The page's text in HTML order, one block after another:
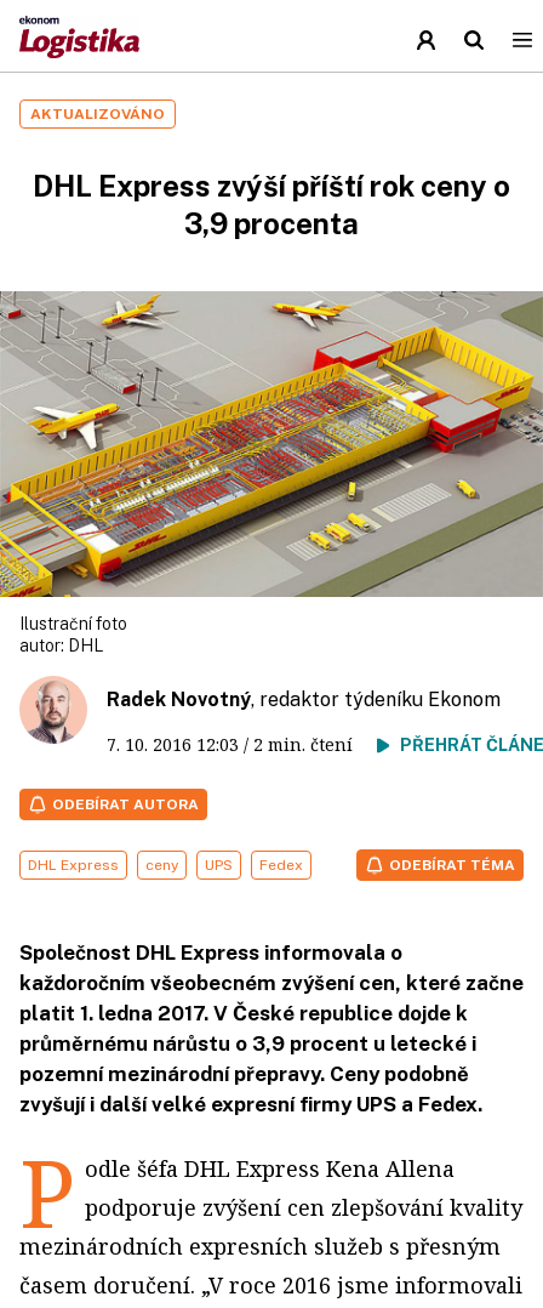
AKTUALIZOVÁNO
DHL Express zvýší příští rok ceny o
3,9 procenta
Ilustrační foto
autor: DHL
Radek Novotný, redaktor týdeníku Ekonom
7. 10. 2016 12:03 / 2 min. čtení PŘEHRÁT
ODEBÍRAT AUTORA
DHL Express ceny UPS Fedex ODEBÍRAT TÉMA
Společnost DHL Express informovala o
každoročním všeobecném zvýšení cen, které začne
platit 1. ledna 2017. V České republice dojde k
průměrnému nárůstu o 3,9 procent u letecké i
pozemní mezinárodní přepravy. Ceny podobně
zvyšují i další velké expresní firmy UPS a Fedex.
P odle šéfa DHL Express Kena Allena
podporuje zvýšení cen zlepšování kvality
mezinárodních expresních služeb s přesným
časem doručení. „V roce 2016 jsme informovali